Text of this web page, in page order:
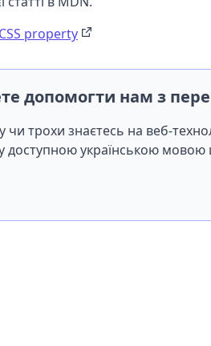
property
допомогти нам з
чи трохи знаєтесь на веб-
доступною українською